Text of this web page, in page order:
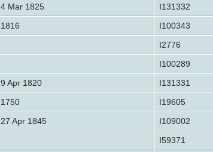
4 Mar 1825
I131332
1816
I100343
I2776
I100289
9 Apr 1820
I131331
1750
I19605
27 Apr 1845
I109002
I59371